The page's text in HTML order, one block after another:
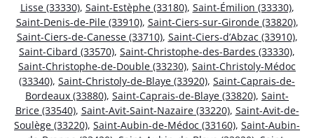
Lisse (33330), Saint-Estèphe (33180), Saint-Émilion (33330),
Saint-Denis-de-Pile (33910), Saint-Ciers-sur-Gironde (33820),
Saint-Ciers-de-Canesse (33710), Saint-Ciers-d’Abzac (33910),
Saint-Cibard (33570), Saint-Christophe-des-Bardes (33330),
Saint-Christophe-de-Double (33230), Saint-Christoly-Médoc
(33340), Saint-Christoly-de-Blaye (33920), Saint-Caprais-de-
Bordeaux (33880), Saint-Caprais-de-Blaye (33820), Saint-
Brice (33540), Saint-Avit-Saint-Nazaire (33220), Saint-Avit-de-
Soulège (33220), Saint-Aubin-de-Médoc (33160), Saint-Aubin-